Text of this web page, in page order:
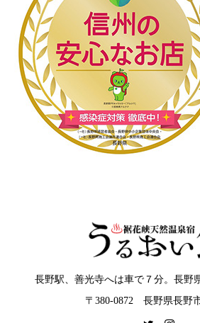
長野駅、善光寺へは車で７分。長野
〒380-0872 長野県長野